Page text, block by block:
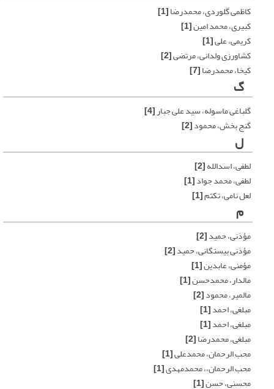
کاظمی گلوردی، محمدرضا[1]
کبیری، محمد امین[1]
کریمی، علی[1]
کشاورزی ولدانی، مرتضی[2]
کیخا، محمدرضا[7]
گ
گلباغی ماسوله، سید علی جبار[4]
گنج بخش، محمود[2]
ل
لطفی، اسدالله[2]
لطفی، محمد جواد[1]
لعل نامی، تکتم[1]
م
مؤذنی، حمید[2]
مؤذنی بیستگانی، حمید[2]
مؤمنی، عابدین[1]
مالدار، محمدحسن[1]
مالمیر، محمود[2]
مبلغی، احمد[1]
مبلغی، احمد[1]
مبلغی، محمدرضا[2]
محب الرحمان، محمدعلی[1]
محب الرحمان،، محمدمهدی[1]
محسنی، حسن[1]